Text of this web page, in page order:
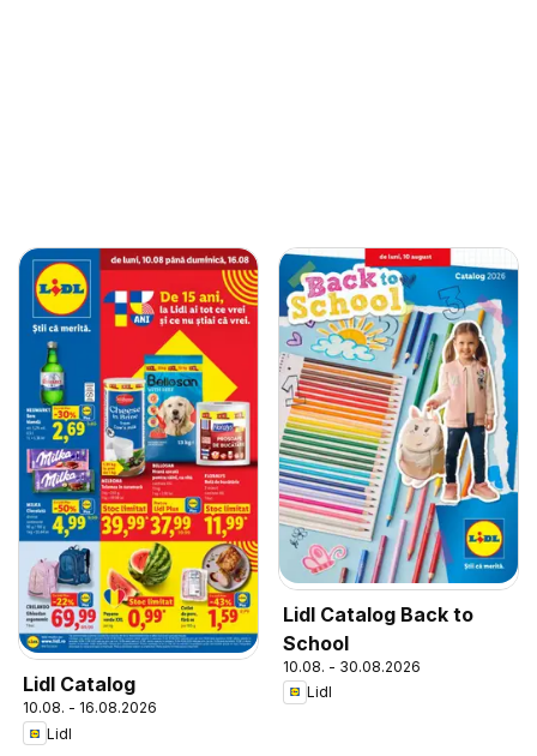
Lidl Catalog
10.08. - 16.08.2026
Lidl
Lidl Catalog Back to
School
10.08. - 30.08.2026
Lidl